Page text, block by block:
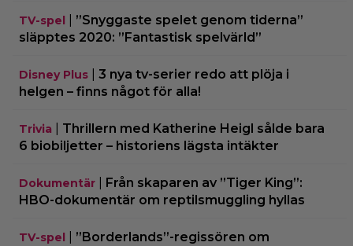
TV-spel
”Snyggaste spelet genom tiderna”
släpptes 2020: ”Fantastisk spelvärld”
Disney Plus
3 nya tv-serier redo att plöja i
helgen – finns något för alla!
Trivia
Thrillern med Katherine Heigl sålde bara
6 biobiljetter – historiens lägsta intäkter
Dokumentär
Från skaparen av ”Tiger King”:
HBO-dokumentär om reptilsmuggling hyllas
TV-spel
”Borderlands”-regissören om